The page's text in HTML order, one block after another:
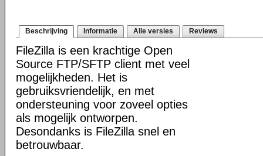
Beschrijving Informatie Alle versies Reviews
FileZilla is een krachtige Open
Source FTP/SFTP client met veel
mogelijkheden. Het is
gebruiksvriendelijk, en met
ondersteuning voor zoveel opties
als mogelijk ontworpen.
Desondanks is FileZilla snel en
betrouwbaar.